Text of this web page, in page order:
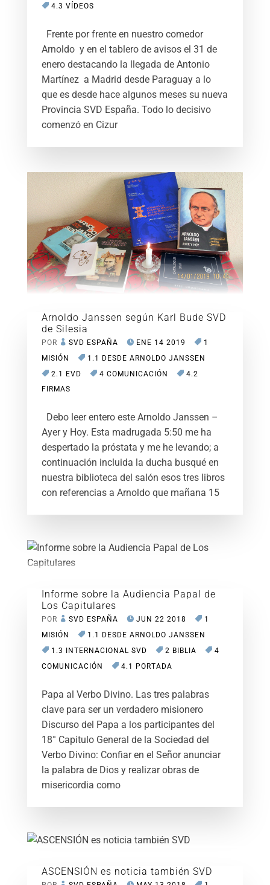
4.3 VÍDEOS
Frente por frente en nuestro comedor
Arnoldo y en el tablero de avisos el 31 de
enero destacando la llegada de Antonio
Martínez a Madrid desde Paraguay a lo
que es desde hace algunos meses su nueva
Provincia SVD España. Todo lo decisivo
comenzó en Cizur
Arnoldo Janssen según Karl Bude SVD
de Silesia
POR SVD ESPAÑA ENE 14 2019
1
MISIÓN
1.1 DESDE ARNOLDO JANSSEN
2.1 EVD
4 COMUNICACIÓN
4.2
FIRMAS
Debo leer entero este Arnoldo Janssen –
Ayer y Hoy. Esta madrugada 5:50 me ha
despertado la próstata y me he levando; a
continuación incluida la ducha busqué en
nuestra biblioteca del salón esos tres libros
con referencias a Arnoldo que mañana 15
Informe sobre la Audiencia Papal de
Los Capitulares
POR SVD ESPAÑA JUN 22 2018
1
MISIÓN
1.1 DESDE ARNOLDO JANSSEN
1.3 INTERNACIONAL SVD
2 BIBLIA
4
COMUNICACIÓN
4.1 PORTADA
Papa al Verbo Divino. Las tres palabras
clave para ser un verdadero misionero
Discurso del Papa a los participantes del
18° Capitulo General de la Sociedad del
Verbo Divino: Confiar en el Señor anunciar
la palabra de Dios y realizar obras de
misericordia como
ASCENSIÓN es noticia también SVD